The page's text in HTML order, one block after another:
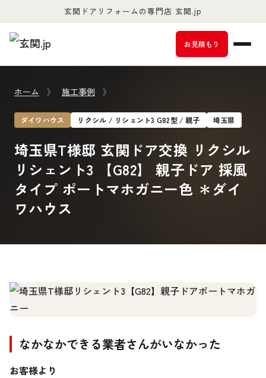
玄関ドアリフォームの専門店 玄関.jp
お見積もり
ホーム 》 施工事例 》
ダイワハウス リクシル / リシェント3 G82型 / 親子 埼玉県
埼玉県T様邸 玄関ドア交換 リクシル
リシェント3 【G82】 親子ドア 採風
タイプ ポートマホガニー色 ＊ダイ
ワハウス
なかなかできる業者さんがいなかった
お客様より